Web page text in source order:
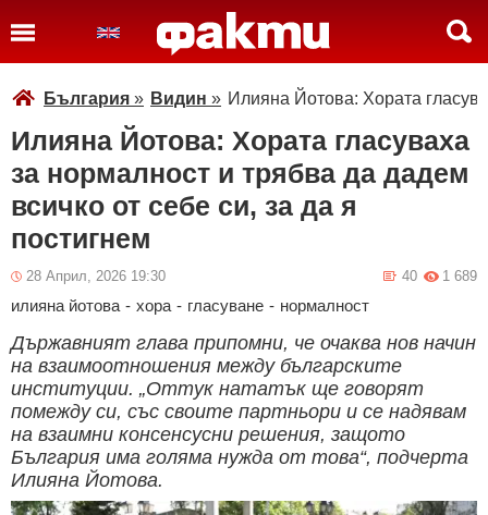
България » Видин » Илияна Йотова: Хората
Илияна Йотова: Хората гласуваха
за нормалност и трябва да дадем
всичко от себе си, за да я
постигнем
28 Април, 2026 19:30 1 689
40
илияна йотова - хора - гласуване - нормалност
Държавният глава припомни, че очаква нов начин
на взаимоотношения между българските
институции. „Оттук нататък ще говорят
помежду си, със своите партньори и се надявам
на взаимни консенсусни решения, защото
България има голяма нужда от това“, подчерта
Илияна Йотова.